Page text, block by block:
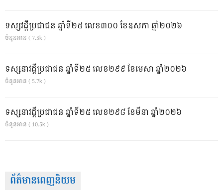
ទស្សវដ្តីប្រជាជន ឆ្នាំទី២៥ លេខ៣០០ ខែឧសភា ឆ្នាំ២០២៦
ចំនួនអាន ( 7.5k )
ទស្សនាវដ្ដីប្រជាជន ឆ្នាំទី២៥ លេខ២៩៩ ខែមេសា ឆ្នាំ២០២៦
ចំនួនអាន ( 5.7k )
ទស្សនាវដ្ដីប្រជាជន ឆ្នាំទី២៥ លេខ២៩៨ ខែមីនា ឆ្នាំ២០២៦
ចំនួនអាន ( 10.5k )
ព័ត៌មានពេញនិយម